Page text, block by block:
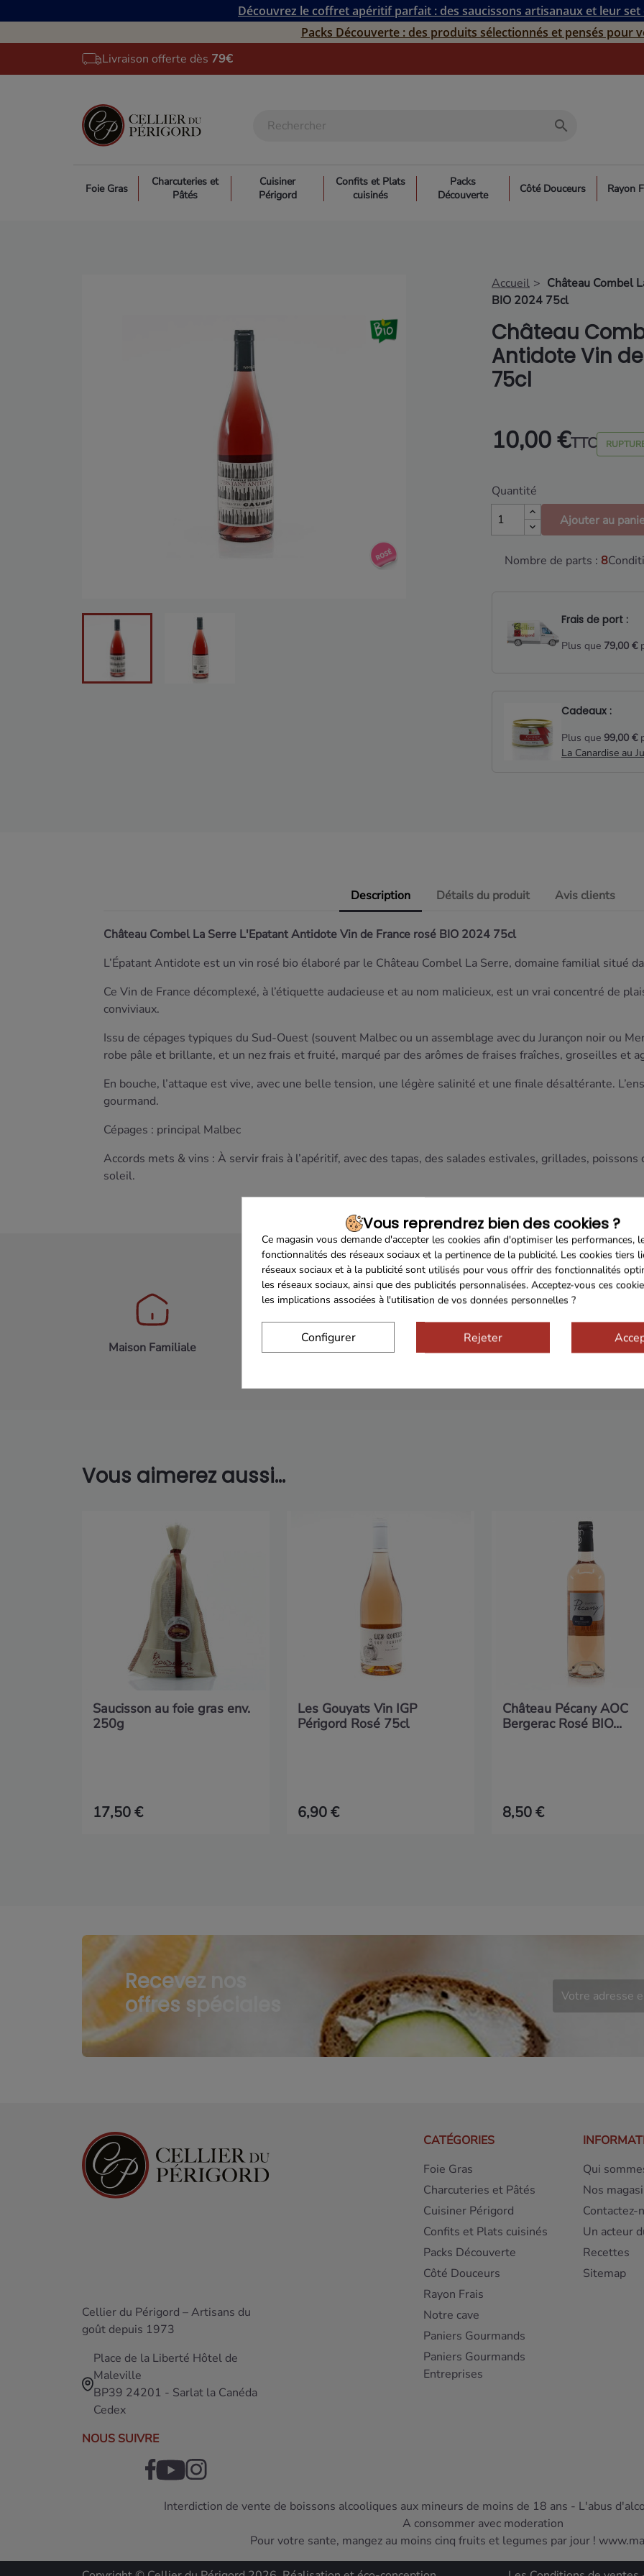
Découvrez le coffret apéritif parfait : des saucissons artisanaux et leur
Packs Découverte : des produits sélectionnés et pensés pour
Livraison offerte dès 79€
search
Foie Gras
Charcuteries et
Pâtés
Cuisiner
Périgord
Confits et Plats
cuisinés
Packs
Découverte
Côté Douceurs Rayon
Accueil
Château Combel
BIO 2024 75cl
Château
Antidote Vin
75cl
10,00 €TTC
Quantité
Ajouter au
Nombre de parts : 8
Frais de port :
Plus que 79,00 €
Cadeaux :
Plus que 99,00 €
La Canardise au
Description Détails du produit Avis clients
Château Combel La Serre L'Epatant Antidote Vin de France rosé BIO 2024 75cl
L’Épatant Antidote est un vin rosé bio élaboré par le Château Combel La Serre, domaine familial situé
Ce Vin de France décomplexé, à l’étiquette audacieuse et au nom malicieux, est un vrai concentré de
conviviaux.
Issu de cépages typiques du Sud-Ouest (souvent Malbec ou un assemblage avec du Jurançon noir ou
robe pâle et brillante, et un nez frais et fruité, marqué par des arômes de fraises fraîches, groseilles et
En bouche, l’attaque est vive, avec une belle tension, une légère salinité et une finale désaltérante.
gourmand.
Cépages : principal Malbec
Accords mets & vins : À servir frais à l’apéritif, avec des tapas, des salades estivales, grillades,
soleil.
Maison Familiale Paiement Sécurisé Franco de port 79€
Vous aimerez aussi...
Saucisson au foie gras env.
250g
17,50 €
Les Gouyats Vin IGP
Périgord Rosé 75cl
6,90 €
Château Pécany AOC
Bergerac Rosé BIO...
8,50 €
Recevez nos
offres spéciales
Cellier du Périgord – Artisans du
goût depuis 1973
Place de la Liberté Hôtel de
Maleville
BP39 24201 - Sarlat la Canéda
Cedex
NOUS SUIVRE
CATÉGORIES
Foie Gras
Charcuteries et Pâtés
Cuisiner Périgord
Confits et Plats cuisinés
Packs Découverte
Côté Douceurs
Rayon Frais
Notre cave
Paniers Gourmands
Paniers Gourmands
Entreprises
Qui
Nos
Contactez-
Un acteur
Recettes
Sitemap
Interdiction de vente de boissons alcooliques aux mineurs de moins de 18 ans - L'abus
A consommer avec moderation
Pour votre sante, mangez au moins cinq fruits et legumes par jour !
Vous reprendrez bien des cookies ?
Ce magasin vous demande d'accepter les cookies afin d'optimiser les performances,
fonctionnalités des réseaux sociaux et la pertinence de la publicité. Les cookies tiers
réseaux sociaux et à la publicité sont utilisés pour vous offrir des fonctionnalités
les réseaux sociaux, ainsi que des publicités personnalisées. Acceptez-vous ces
les implications associées à l'utilisation de vos données personnelles ?
Configurer Rejeter